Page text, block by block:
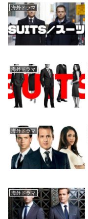
海外ドラマ
海外ドラマ
海外ドラマ
海外ドラマ